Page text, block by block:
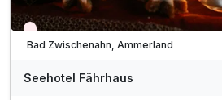
Wieder frei ab November
Bad Zwischenahn, Ammerland
Seehotel Fährhaus